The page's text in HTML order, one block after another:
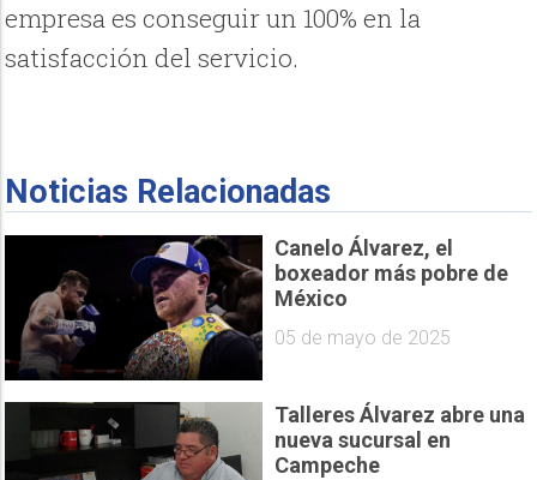
empresa es conseguir un 100% en la
satisfacción del servicio.
Noticias Relacionadas
Canelo Álvarez, el
boxeador más pobre de
México
05 de mayo de 2025
Talleres Álvarez abre una
nueva sucursal en
Campeche